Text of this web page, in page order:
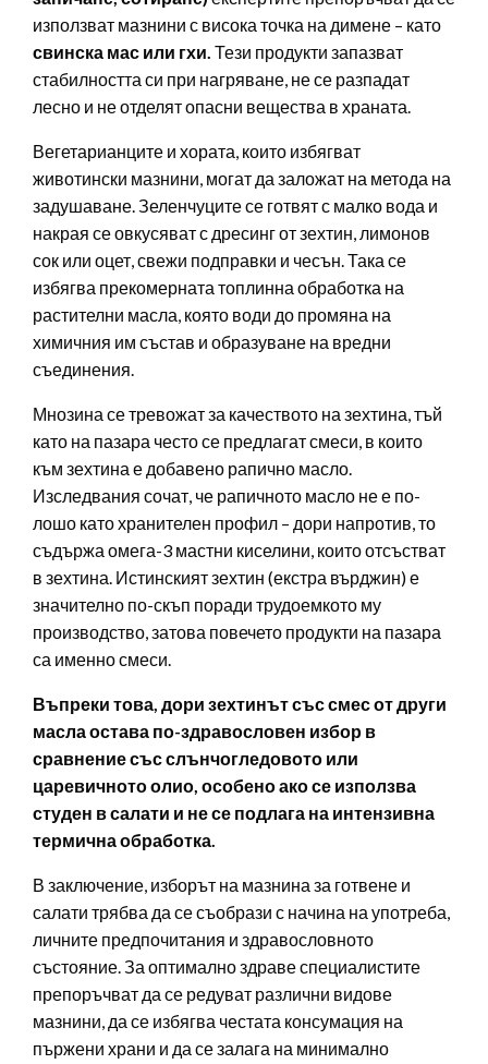
използват мазнини с висока точка на димене – като
свинска мас или гхи. Тези продукти запазват
стабилността си при нагряване, не се разпадат
лесно и не отделят опасни вещества в храната.
Вегетарианците и хората, които избягват
животински мазнини, могат да заложат на метода на
задушаване. Зеленчуците се готвят с малко вода и
накрая се овкусяват с дресинг от зехтин, лимонов
сок или оцет, свежи подправки и чесън. Така се
избягва прекомерната топлинна обработка на
растителни масла, която води до промяна на
химичния им състав и образуване на вредни
съединения.
Мнозина се тревожат за качеството на зехтина, тъй
като на пазара често се предлагат смеси, в които
към зехтина е добавено рапично масло.
Изследвания сочат, че рапичното масло не е по-
лошо като хранителен профил – дори напротив, то
съдържа омега-3 мастни киселини, които отсъстват
в зехтина. Истинският зехтин (екстра върджин) е
значително по-скъп поради трудоемкото му
производство, затова повечето продукти на пазара
са именно смеси.
Въпреки това, дори зехтинът със смес от други
масла остава по-здравословен избор в
сравнение със слънчогледовото или
царевичното олио, особено ако се използва
студен в салати и не се подлага на интензивна
термична обработка.
В заключение, изборът на мазнина за готвене и
салати трябва да се съобрази с начина на употреба,
личните предпочитания и здравословното
състояние. За оптимално здраве специалистите
препоръчват да се редуват различни видове
мазнини, да се избягва честата консумация на
пържени храни и да се залага на минимално